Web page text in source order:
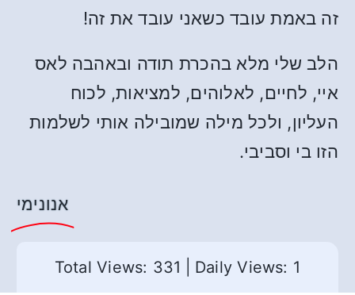
זה באמת עובד כשאני עובד את זה!
הלב שלי מלא בהכרת תודה ובאהבה לאס
איי, לחיים, לאלוהים, למציאות, לכוח
העליון, ולכל מילה שמובילה אותי לשלמות
הזו בי וסביבי.
אנונימי
Total Views: 331 Daily Views: 1